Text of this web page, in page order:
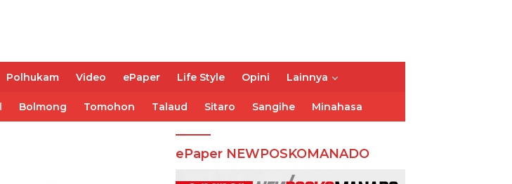
Polhukam Video ePaper Life Style Opini Lainnya
Bolmong Tomohon Talaud Sitaro Sangihe Minahasa
ePaper NEWPOSKOMANADO